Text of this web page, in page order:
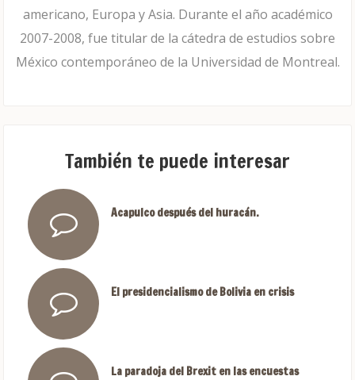
americano, Europa y Asia. Durante el año académico
2007-2008, fue titular de la cátedra de estudios sobre
México contemporáneo de la Universidad de Montreal.
También te puede interesar
Acapulco después del huracán.
El presidencialismo de Bolivia en crisis
La paradoja del Brexit en las encuestas